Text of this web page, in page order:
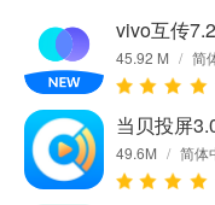
vivo互传
45.92 M / 简
当贝投屏
49.6M / 简体